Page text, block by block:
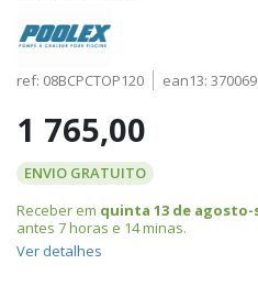
ref: 08BCPCTOP120 ean13:
1 765,00
ENVIO GRATUITO
Receber em quinta 13 de
antes 7 horas e 14 minas.
Ver detalhes